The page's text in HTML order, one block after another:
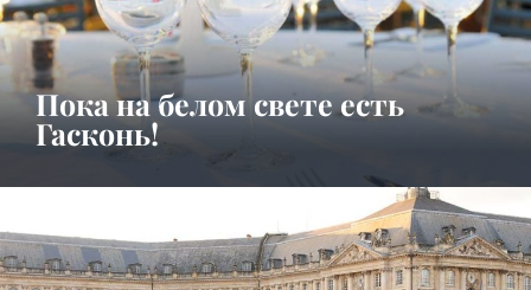
Пока на белом свете есть
Гасконь!